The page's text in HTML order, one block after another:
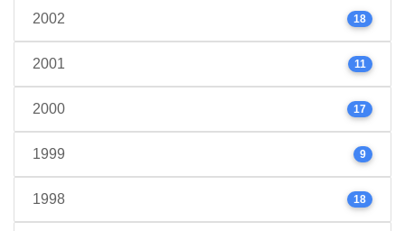
2002 18
2001 11
2000 17
1999 9
1998 18